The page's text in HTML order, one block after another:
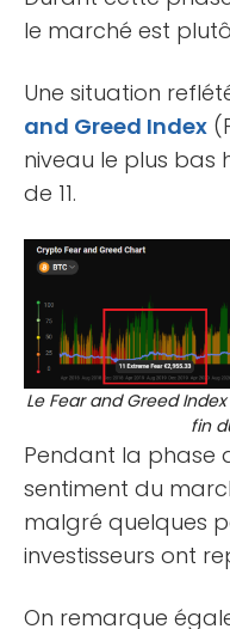
le marché est
Une situation
and Greed Index
niveau le plus bas
de 11.
Le Fear and Greed
fin
Pendant la phase
sentiment du
malgré quelques
investisseurs ont
On remarque